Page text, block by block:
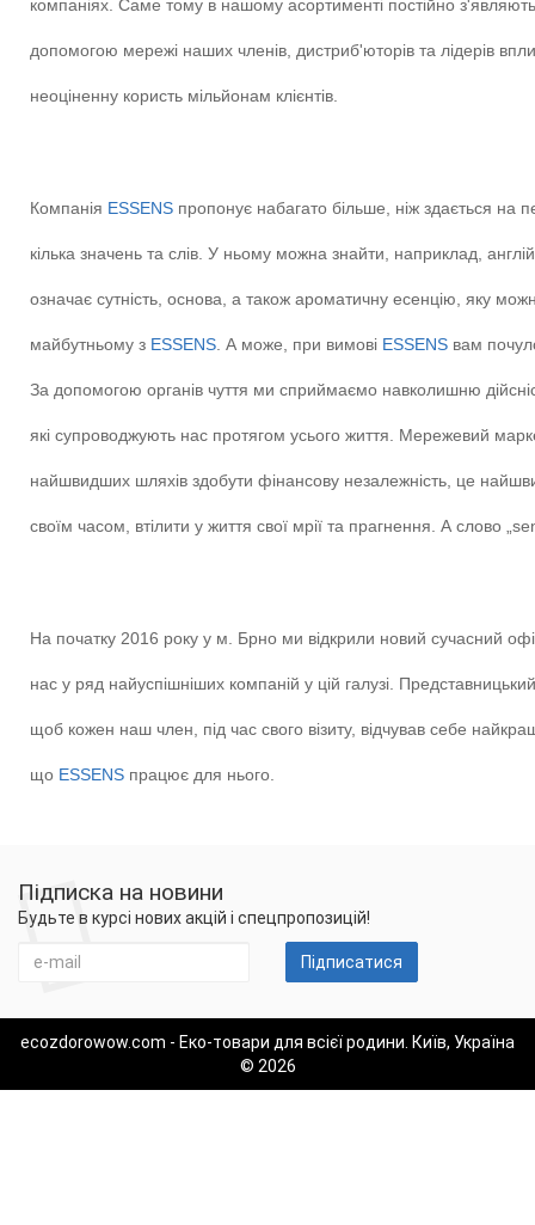
компаніях. Саме тому в нашому асортименті постійно
допомогою мережі наших членів, дистриб'юторів та лідерів
неоціненну користь мільйонам клієнтів.
Компанія ESSENS пропонує набагато більше, ніж здається
кілька значень та слів. У ньому можна знайти, наприклад,
означає сутність, основа, а також ароматичну есенцію, яку
майбутньому з ESSENS. А може, при вимові ESSENS вам
За допомогою органів чуття ми сприймаємо навколишню
які супроводжують нас протягом усього життя. Мережевий
найшвидших шляхів здобути фінансову незалежність, це
своїм часом, втілити у життя свої мрії та прагнення. А слово
На початку 2016 року у м. Брно ми відкрили новий сучасний
нас у ряд найуспішніших компаній у цій галузі.
щоб кожен наш член, під час свого візиту, відчував себе
що ESSENS працює для нього.
Підписка на новини
Будьте в курсі нових акцій і спецпропозицій!
Підписатися
ecozdorowow.com - Еко-товари для всієї родини. Київ, Україна
© 2026